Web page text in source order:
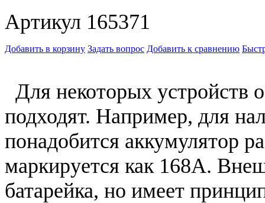
Артикул 165371
Добавить в корзину Задать вопрос Добавить к сравнению
Для некоторых устройств
подходят. Например, для
понадобится аккумулятор
маркируется как 168A.
батарейка, но имеет